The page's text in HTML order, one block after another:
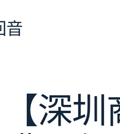
音
【深